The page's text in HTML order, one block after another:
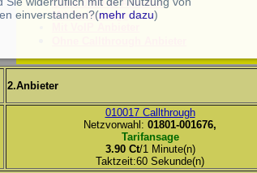
Ohne 0900-er Anbieter
Mit Tarifansage
2.Anbieter
010017 Callthrough
Netzvorwahl: 01801-001676,
Tarifansage
3.90 Ct/1 Minute(n)
Taktzeit:60 Sekunde(n)
einverstanden?(mehr dazu)